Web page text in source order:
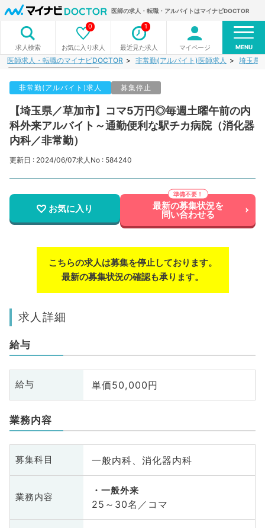
医師の求人・転職・アルバイトはマイナビDOCTOR
求人検索 お気に入り求人
0
最近見た求人
1
マイページ MENU
医師求人・転職のマイナビDOCTOR 非常勤(アルバイト)医師求人 埼玉県
非常勤(アルバイト)求人 募集停止
【埼玉県／草加市】コマ5万円◎毎週土曜午前の内
科外来アルバイト～通勤便利な駅チカ病院（消化器
内科／非常勤）
更新日 : 2024/06/07求人No : 584240
お気に入り 最新の募集状況を
問い合わせる
こちらの求人は募集を停止しております。
最新の募集状況の確認も承ります。
求人詳細
給与
給与 単価50,000円
業務内容
募集科目 一般内科、消化器内科
業務内容
一般外来
25～30名／コマ